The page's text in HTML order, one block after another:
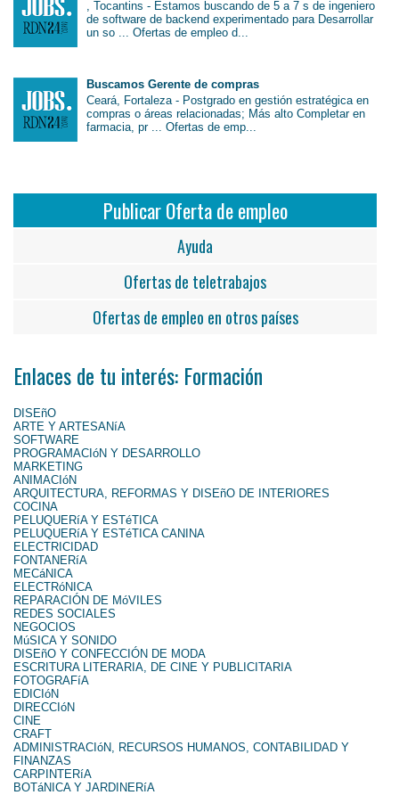
, Tocantins - Estamos buscando de 5 a 7 s de ingeniero
de software de backend experimentado para Desarrollar
un so ... Ofertas de empleo d...
Buscamos Gerente de compras
Ceará, Fortaleza - Postgrado en gestión estratégica en
compras o áreas relacionadas; Más alto Completar en
farmacia, pr ... Ofertas de emp...
Publicar Oferta de empleo
Ayuda
Ofertas de teletrabajos
Ofertas de empleo en otros países
Enlaces de tu interés: Formación
DISEñO
ARTE Y ARTESANíA
SOFTWARE
PROGRAMACIóN Y DESARROLLO
MARKETING
ANIMACIóN
ARQUITECTURA, REFORMAS Y DISEñO DE INTERIORES
COCINA
PELUQUERíA Y ESTéTICA
PELUQUERíA Y ESTéTICA CANINA
ELECTRICIDAD
FONTANERíA
MECáNICA
ELECTRóNICA
REPARACIÓN DE MóVILES
REDES SOCIALES
NEGOCIOS
MúSICA Y SONIDO
DISEñO Y CONFECCIÓN DE MODA
ESCRITURA LITERARIA, DE CINE Y PUBLICITARIA
FOTOGRAFíA
EDICIóN
DIRECCIóN
CINE
CRAFT
ADMINISTRACIóN, RECURSOS HUMANOS, CONTABILIDAD Y
FINANZAS
CARPINTERíA
BOTáNICA Y JARDINERíA